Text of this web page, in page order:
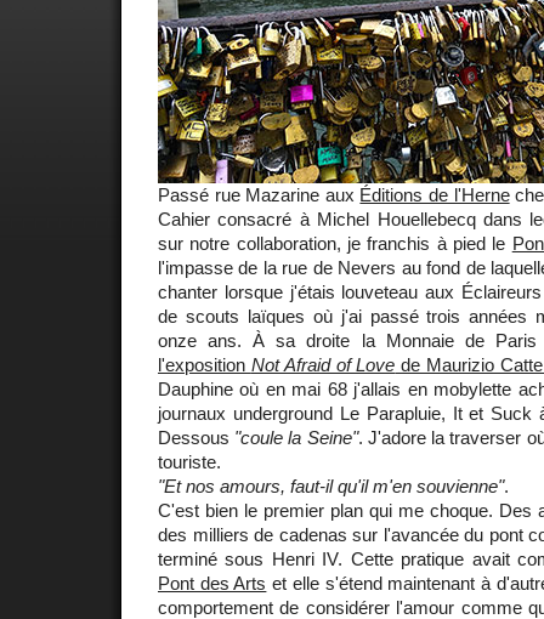
Passé rue Mazarine aux Éditions de l'Herne
Cahier consacré à Michel Houellebecq dans
sur notre collaboration, je franchis à pied le
l'impasse de la rue de Nevers au fond de
chanter lorsque j'étais louveteau aux
de scouts laïques où j'ai passé trois années
onze ans. À sa droite la Monnaie de Paris
l'exposition Not Afraid of Love de Maurizio
Dauphine où en mai 68 j'allais en mobylette
journaux underground Le Parapluie, It et Suck
Dessous "coule la Seine". J'adore la traverser
touriste.
"Et nos amours, faut-il qu'il m'en souvienne".
C'est bien le premier plan qui me choque. Des
des milliers de cadenas sur l'avancée du pont
terminé sous Henri IV. Cette pratique avait
Pont des Arts et elle s'étend maintenant à
comportement de considérer l'amour comme